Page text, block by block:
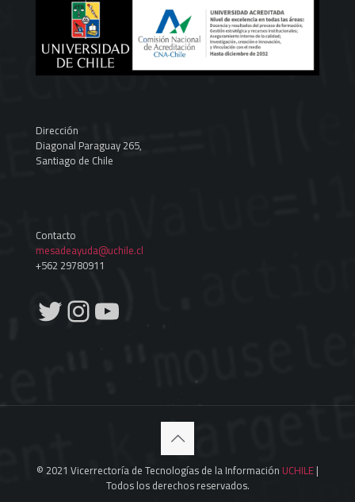
Dirección
Diagonal Paraguay 265,
Santiago de Chile
Contacto
mesadeayuda@uchile.cl
+562 29780911
Twitter
Instagram
YouTube
© 2021 Vicerrectoría de Tecnologías de la Información UCHILE|
Todos los derechos reservados.